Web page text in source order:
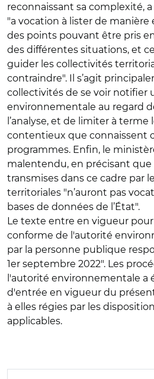
reconnaissant sa complexité,
"a vocation à lister de manière
des points pouvant être pris
des différentes situations, et
guider les collectivités
contraindre". Il s’agit
collectivités de se voir notifier
environnementale au regard
l’analyse, et de limiter à terme
contentieux que connaissent
programmes. Enfin, le
malentendu, en précisant
transmises dans ce cadre par
territoriales "n’auront pas
bases de données de l’État".
Le texte entre en vigueur pour
conforme de l'autorité
par la personne publique
1er septembre 2022". Les
l'autorité environnementale a
d'entrée en vigueur du
à elles régies par les
applicables.